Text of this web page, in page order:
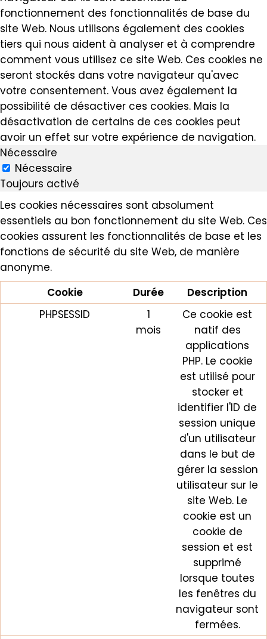
fonctionnement des fonctionnalités de base du
site Web. Nous utilisons également des cookies
tiers qui nous aident à analyser et à comprendre
comment vous utilisez ce site Web. Ces cookies ne
seront stockés dans votre navigateur qu'avec
votre consentement. Vous avez également la
possibilité de désactiver ces cookies. Mais la
désactivation de certains de ces cookies peut
avoir un effet sur votre expérience de navigation.
Nécessaire
Nécessaire
Toujours activé
Les cookies nécessaires sont absolument
essentiels au bon fonctionnement du site Web. Ces
cookies assurent les fonctionnalités de base et les
fonctions de sécurité du site Web, de manière
anonyme.
Cookie
Durée
Description
PHPSESSID
1
mois
Ce cookie est
natif des
applications
PHP. Le cookie
est utilisé pour
stocker et
identifier l'ID de
session unique
d'un utilisateur
dans le but de
gérer la session
utilisateur sur le
site Web. Le
cookie est un
cookie de
session et est
supprimé
lorsque toutes
les fenêtres du
navigateur sont
fermées.